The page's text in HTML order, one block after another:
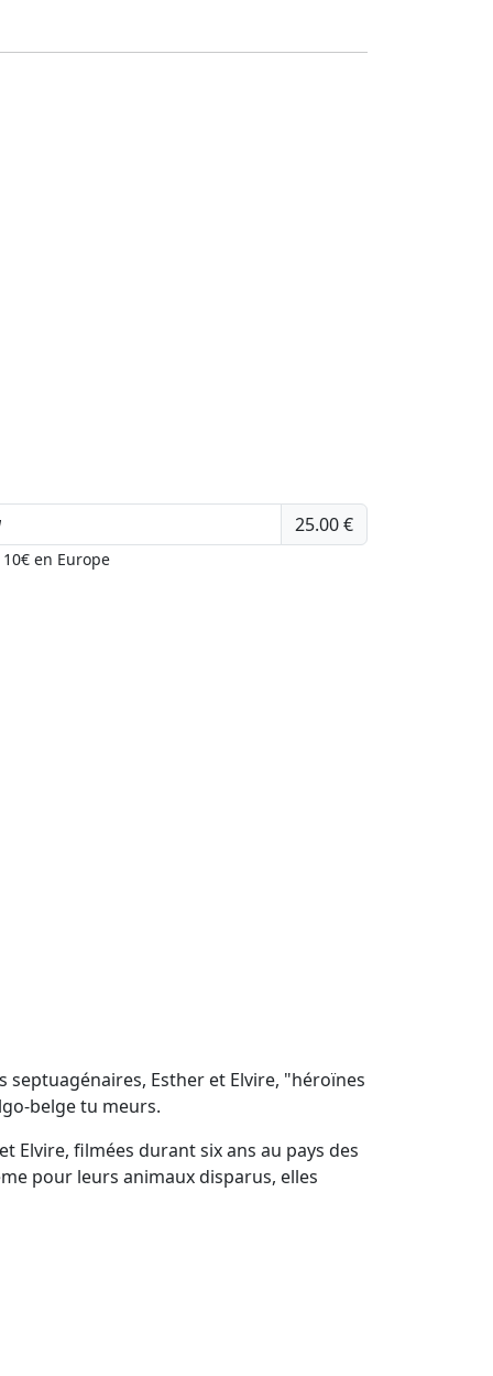
25.00 €
en Europe
Esther et Elvire, "héroïnes
belge tu meurs.
Elvire, filmées durant six ans au pays des
pour leurs animaux disparus, elles